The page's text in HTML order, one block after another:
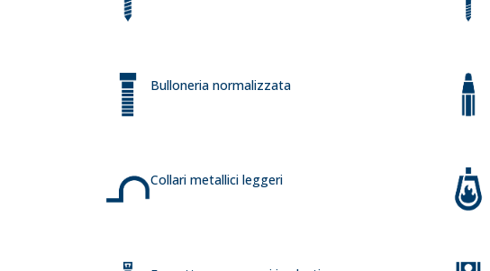
Bulloneria normalizzata
Collari metallici leggeri